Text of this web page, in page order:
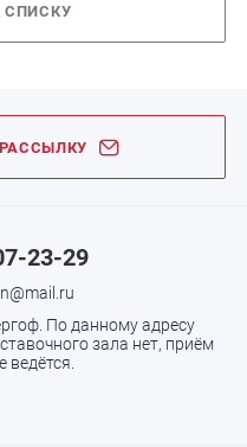
СПИСКУ
23-29
По данному адресу
зала нет, приём
ведётся.